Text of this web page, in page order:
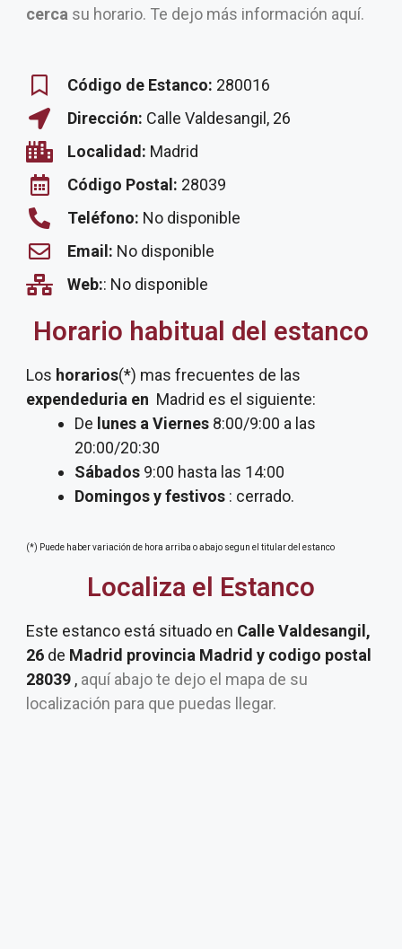
cerca su horario. Te dejo más información aquí.
Código de Estanco: 280016
Dirección: Calle Valdesangil, 26
Localidad: Madrid
Código Postal: 28039
Teléfono: No disponible
Email: No disponible
Web:: No disponible
Horario habitual del estanco
Los horarios(*) mas frecuentes de las
expendeduria en Madrid es el siguiente:
De lunes a Viernes 8:00/9:00 a las
20:00/20:30
Sábados 9:00 hasta las 14:00
Domingos y festivos : cerrado.
(*) Puede haber variación de hora arriba o abajo segun el titular del estanco
Localiza el Estanco
Este estanco está situado en Calle Valdesangil,
26 de Madrid provincia Madrid y codigo postal
28039 , aquí abajo te dejo el mapa de su
localización para que puedas llegar.